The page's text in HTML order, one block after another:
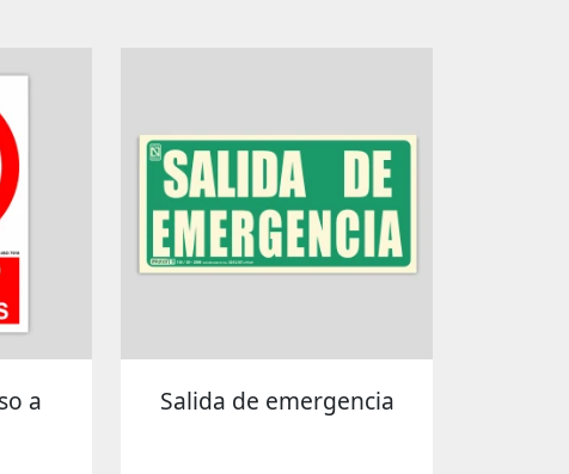
a
Salida de emergencia